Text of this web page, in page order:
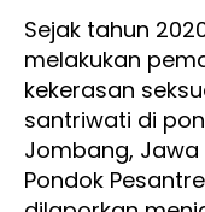
Sejak tahun
melakukan
kekerasan
santriwati di
Jombang, Jawa
Pondok